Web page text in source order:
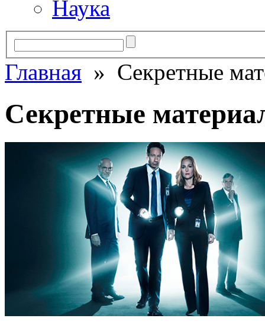
Наука
Главная » Секретные
Секретные